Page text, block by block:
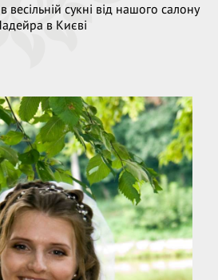
сукні від нашого салону
в Києві